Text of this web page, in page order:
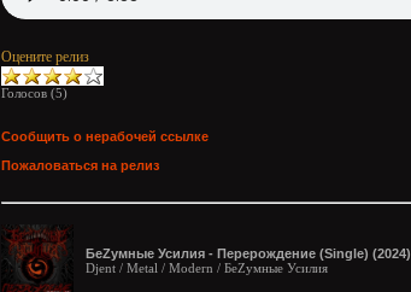
Оцените релиз
Голосов (5)
Сообщить о нерабочей ссылке
Пожаловаться на релиз
БеZумные Усилия - Перерождение (Single) (2024)
Djent / Metal / Modern / БеZумные Усилия